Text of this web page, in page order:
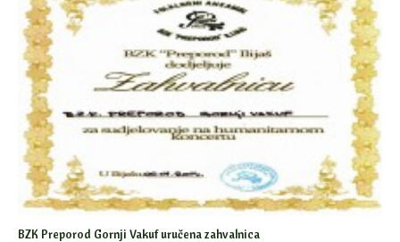
BZK Preporod Gornji Vakuf uručena zahvalnica